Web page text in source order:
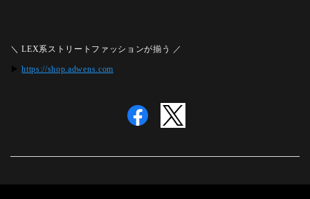
＼ LEX系ストリートファッションが揃う ／
▶https://shop.adwens.com